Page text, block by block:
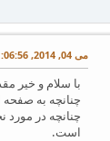
می 04, 2014, 11:06:56 بعد از ظهر
با سلام و خیر
چنانچه به صفحه
چنانچه در
است.